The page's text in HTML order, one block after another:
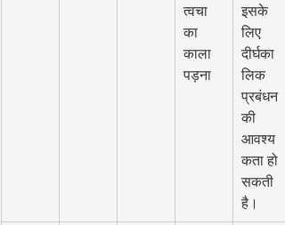
त्वचा
का
काला
पड़ना
इसके
लिए
दीर्घका
लिक
प्रबंधन
की
आवश्य
कता हो
सकती
है।